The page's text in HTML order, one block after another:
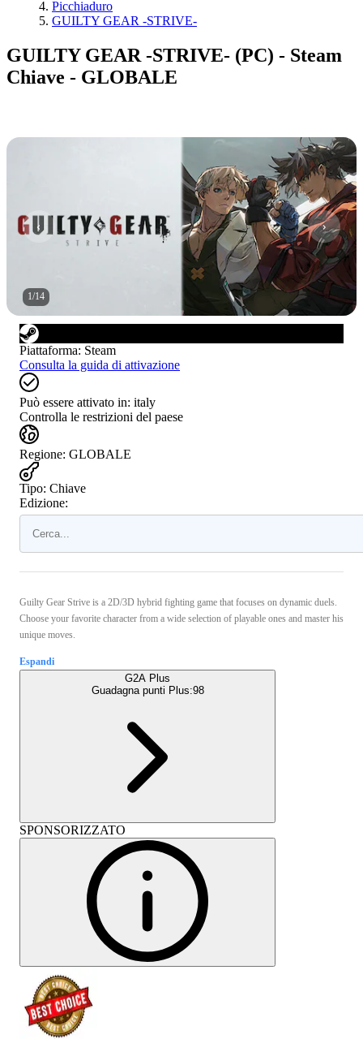
Picchiaduro
GUILTY GEAR -STRIVE-
GUILTY GEAR -STRIVE- (PC) - Steam
Chiave - GLOBALE
1/14
Piattaforma: Steam
Consulta la guida di attivazione
Può essere attivato in: italy
Controlla le restrizioni del paese
Regione: GLOBALE
Tipo: Chiave
Edizione:
Guilty Gear Strive is a 2D/3D hybrid fighting game that focuses on dynamic duels.
Choose your favorite character from a wide selection of playable ones and master his
unique moves.
Espandi
G2A Plus
Guadagna punti Plus:98
SPONSORIZZATO